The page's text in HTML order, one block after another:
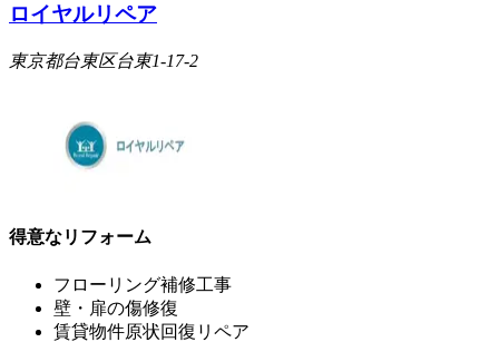
ロイヤルリペア
東京都台東区台東1-17-2
得意なリフォーム
フローリング補修工事
壁・扉の傷修復
賃貸物件原状回復リペア